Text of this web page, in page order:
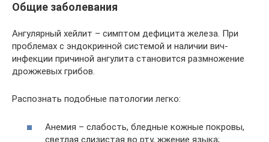
Общие заболевания
Ангулярный хейлит – симптом дефицита железа. При
проблемах с эндокринной системой и наличии вич-
инфекции причиной ангулита становится размножение
дрожжевых грибов.
Распознать подобные патологии легко:
Анемия – слабость, бледные кожные покровы,
светлая слизистая во рту, жжение языка;